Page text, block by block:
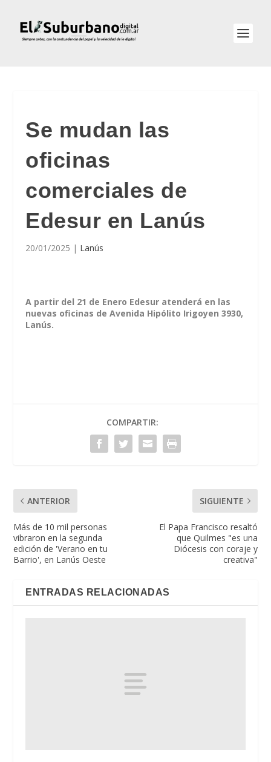
Se mudan las
oficinas
comerciales de
Edesur en Lanús
20/01/2025 | Lanús
A partir del 21 de Enero Edesur atenderá en las
nuevas oficinas de Avenida Hipólito Irigoyen 3930,
Lanús.
COMPARTIR:
ANTERIOR
Más de 10 mil personas
vibraron en la segunda
edición de 'Verano en tu
Barrio', en Lanús Oeste
SIGUIENTE
El Papa Francisco resaltó
que Quilmes "es una
Diócesis con coraje y
creativa"
ENTRADAS RELACIONADAS